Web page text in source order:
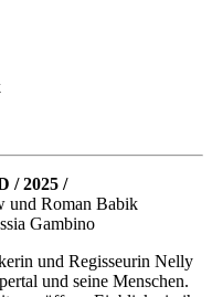
/ 2025 /
und Roman Babik
Gambino
und Regisseurin Nelly
und seine Menschen.